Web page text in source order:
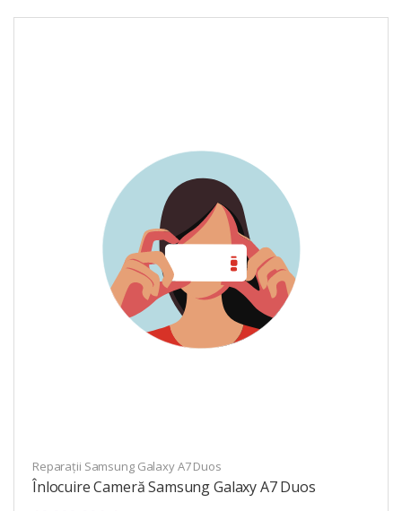
Reparații Samsung Galaxy A7 Duos
Înlocuire Cameră Samsung Galaxy A7 Duos